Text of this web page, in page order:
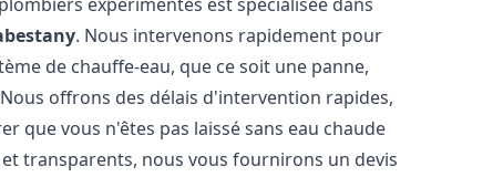
. Nous intervenons rapidement pour
de chauffe-eau, que ce soit une panne,
offrons des délais d'intervention rapides,
que vous n'êtes pas laissé sans eau chaude
transparents, nous vous fournirons un devis